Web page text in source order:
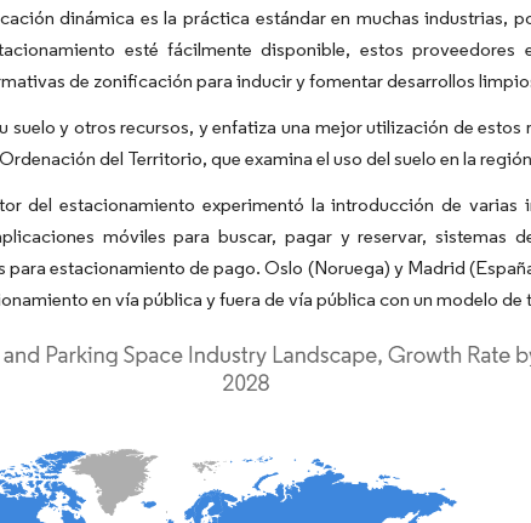
dinámica es la práctica estándar en muchas industrias,
esté fácilmente disponible, estos proveedores
de zonificación para inducir y fomentar desarrollos
suelo y otros recursos, y enfatiza una mejor utilización de
del Territorio, que examina el uso del suelo en la
del estacionamiento experimentó la introducción de varias
móviles para buscar, pagar y reservar, sistemas
para estacionamiento de pago. Oslo (Noruega) y Madrid
en vía pública y fuera de vía pública con un modelo